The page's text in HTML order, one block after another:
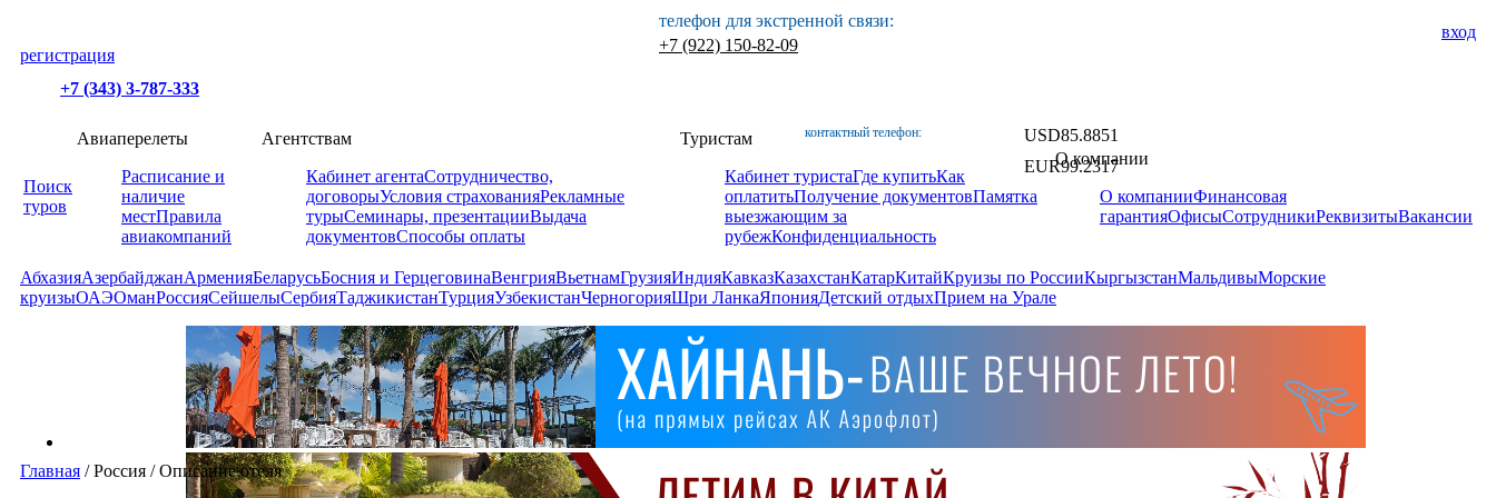
вход
регистрация
+7 (343) 3-787-333
телефон для экстренной связи:
+7 (922) 150-82-09
контактный телефон: USD85.8851
EUR99.2317
Поиск
туров
Авиаперелеты
Расписание и
наличие
местПравила
авиакомпаний
Агентствам
Кабинет агентаСотрудничество,
договорыУсловия страхованияРекламные
турыСеминары, презентацииВыдача
документовСпособы оплаты
Туристам
Кабинет туристаГде купитьКак
оплатитьПолучение документовПамятка
выезжающим за
рубежКонфиденциальность
О компании
О компанииФинансовая
гарантияОфисыСотрудникиРеквизитыВакансии
АбхазияАзербайджанАрменияБеларусьБосния и ГерцеговинаВенгрияВьетнамГрузияИндияКавказКазахстанКатарКитайКруизы по РоссииКыргызстанМальдивыМорские
круизыОАЭОманРоссияСейшелыСербияТаджикистанТурцияУзбекистанЧерногорияШри ЛанкаЯпонияДетский отдыхПрием на Урале
Главная /Россия /Описание отеля